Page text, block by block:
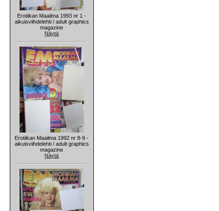
Erotiikan Maailma 1993 nr 1 -
aikuisviihdelehti / adult graphics
magazine
Näytä
Erotiikan Maailma 1992 nr 8-9 -
aikuisviihdelehti / adult graphics
magazine
Näytä